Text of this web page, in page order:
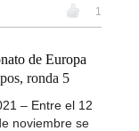
1
de Europa
ronda 5
– Entre el 12
noviembre se